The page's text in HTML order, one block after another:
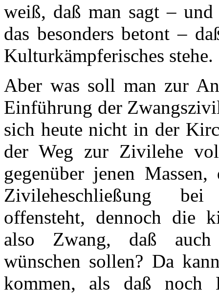
weiß, daß man sagt –
das besonders betont –
Kulturkämpferisches stehe.
Aber was soll man zur
Einführung der
sich heute nicht in der
der Weg zur Zivilehe
gegenüber jenen
Zivileheschließung bei
offensteht, dennoch die
also Zwang, daß auch
wünschen sollen? Da
kommen, als daß noch